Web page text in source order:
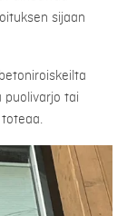
sijaan
puolivarjo tai
toteaa.